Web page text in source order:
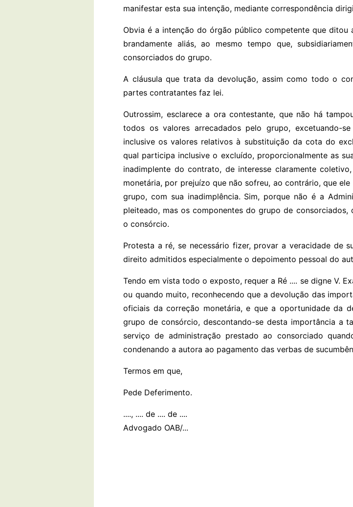
manifestar esta sua intenção, mediante correspondência
Obvia é a intenção do órgão público competente que ditou
brandamente aliás, ao mesmo tempo que,
consorciados do grupo.
A cláusula que trata da devolução, assim como todo o
partes contratantes faz lei.
Outrossim, esclarece a ora contestante, que não há
todos os valores arrecadados pelo grupo, excetuando-
inclusive os valores relativos à substituição da cota do
qual participa inclusive o excluído, proporcionalmente as
inadimplente do contrato, de interesse claramente
monetária, por prejuízo que não sofreu, ao contrário, que
grupo, com sua inadimplência. Sim, porque não é a
pleiteado, mas os componentes do grupo de consorciados,
o consórcio.
Protesta a ré, se necessário fizer, provar a veracidade de
direito admitidos especialmente o depoimento pessoal do
Tendo em vista todo o exposto, requer a Ré .... se digne V.
ou quando muito, reconhecendo que a devolução das
oficiais da correção monetária, e que a oportunidade da
grupo de consórcio, descontando-se desta importância a
serviço de administração prestado ao consorciado
condenando a autora ao pagamento das verbas de
Termos em que,
Pede Deferimento.
...., .... de .... de ....
Advogado OAB/...